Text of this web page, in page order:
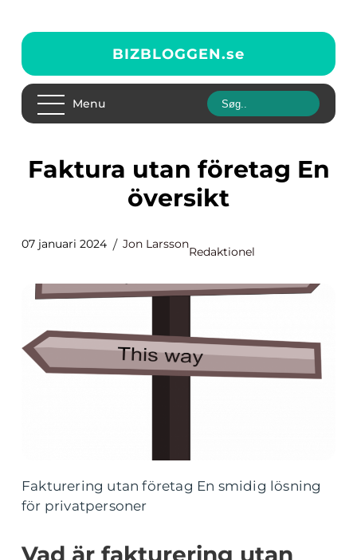
BIZBLOGGEN.se
Menu
Faktura utan företag En
översikt
07 januari 2024 Jon Larsson
Redaktionel
Fakturering utan företag En smidig lösning
för privatpersoner
Vad är fakturering utan